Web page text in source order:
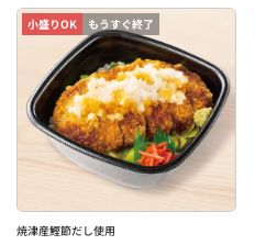
小盛りOK もうすぐ終了
焼津産鰹節だし使用